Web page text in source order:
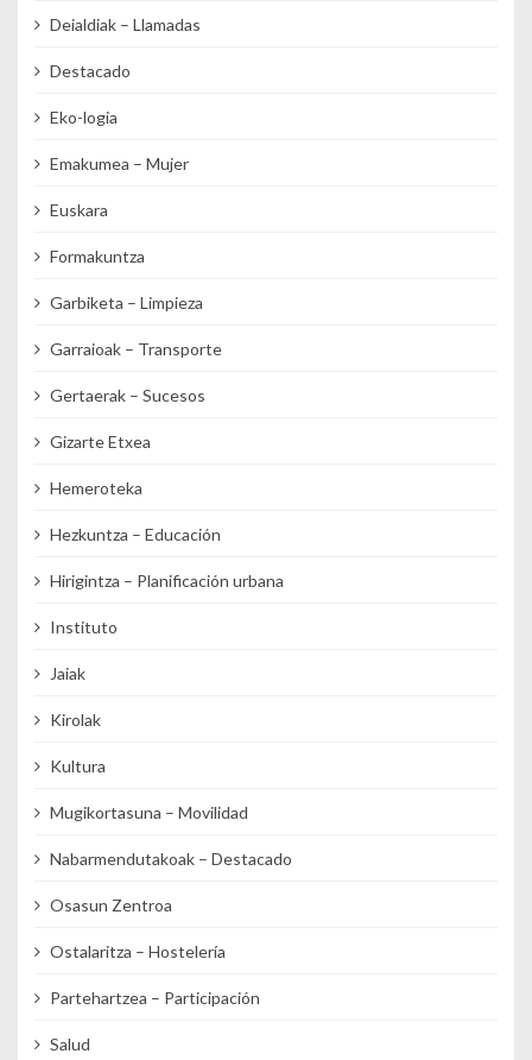
Deialdiak – Llamadas
Destacado
Eko-logia
Emakumea – Mujer
Euskara
Formakuntza
Garbiketa – Limpieza
Garraioak – Transporte
Gertaerak – Sucesos
Gizarte Etxea
Hemeroteka
Hezkuntza – Educación
Hirigintza – Planificación urbana
Instituto
Jaiak
Kirolak
Kultura
Mugikortasuna – Movilidad
Nabarmendutakoak – Destacado
Osasun Zentroa
Ostalaritza – Hostelería
Partehartzea – Participación
Salud